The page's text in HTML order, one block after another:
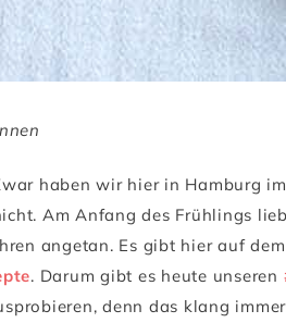
haben wir hier in Hamburg
Am Anfang des Frühlings
angetan. Es gibt hier auf
. Darum gibt es heute unseren
denn das klang